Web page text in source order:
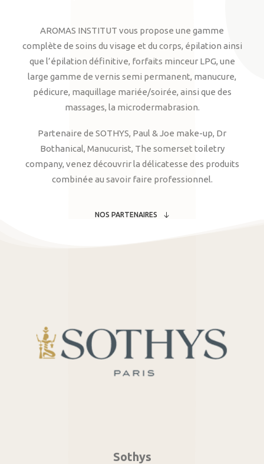
AROMAS INSTITUT vous propose une gamme
complète de soins du visage et du corps, épilation ainsi
que l’épilation définitive, forfaits minceur LPG, une
large gamme de vernis semi permanent, manucure,
pédicure, maquillage mariée/soirée, ainsi que des
massages, la microdermabrasion.
Partenaire de SOTHYS, Paul & Joe make-up, Dr
Bothanical, Manucurist, The somerset toiletry
company, venez découvrir la délicatesse des produits
combinée au savoir faire professionnel.
NOS PARTENAIRES
Sothys